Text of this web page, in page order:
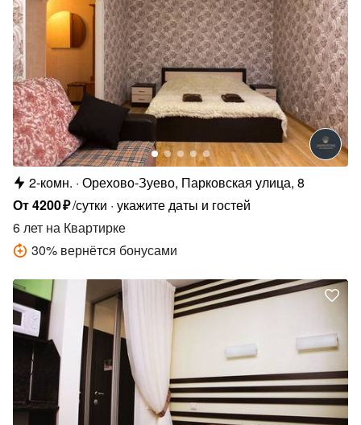
2-комн. Орехово-Зуево, Парковская улица, 8
От4200₽/сутки укажите даты и гостей
6 лет на Квартирке
30% вернётся бонусами